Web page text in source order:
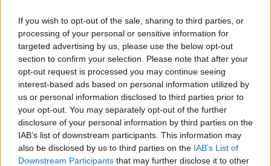
If you wish to opt-out of the sale, sharing to third parties, or
processing of your personal or sensitive information for
targeted advertising by us, please use the below opt-out
section to confirm your selection. Please note that after your
opt-out request is processed you may continue seeing
interest-based ads based on personal information utilized by
us or personal information disclosed to third parties prior to
your opt-out. You may separately opt-out of the further
disclosure of your personal information by third parties on the
IAB’s list of downstream participants. This information may
also be disclosed by us to third parties on the IAB’s List of
Downstream Participants that may further disclose it to other
Miután a Forma-1-es második szabadedzés két
piros zászós megszakítást hozott, a MotoGP-ben
pedig Marc Marqueznek idén először kell a Q1-
ben kezdenie az időmérőn, várhatóan izgalmas
program vár ránk szombaton is.
A program már hajnal 4:10-kor kezdetét veszi a
MotoGP második szabadedzésével, közvetlenül